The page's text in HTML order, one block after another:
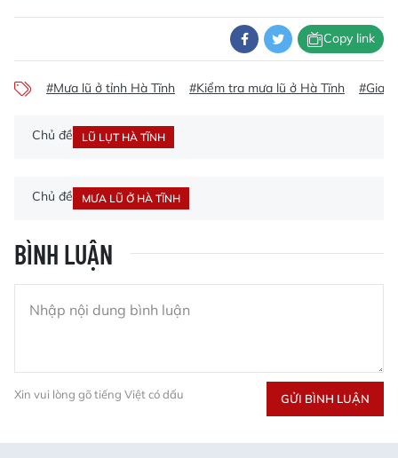
Copy link
#Mưa lũ ở tỉnh Hà Tĩnh #Kiểm tra mưa lũ ở Hà Tĩnh #Giao
Chủ đề LŨ LỤT HÀ TĨNH
Chủ đề MƯA LŨ Ở HÀ TĨNH
BÌNH LUẬN
Xin vui lòng gõ tiếng Việt có dấu GỬI BÌNH LUẬN